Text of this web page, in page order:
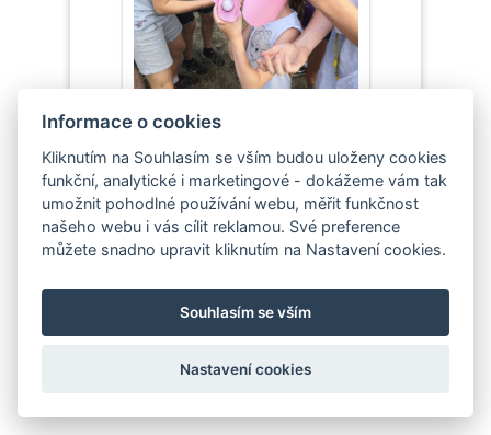
Informace o cookies
Kliknutím na Souhlasím se vším budou uloženy cookies
funkční, analytické i marketingové - dokážeme vám tak
umožnit pohodlné používání webu, měřit funkčnost
našeho webu i vás cílit reklamou. Své preference
můžete snadno upravit kliknutím na Nastavení cookies.
Souhlasím se vším
Nastavení cookies